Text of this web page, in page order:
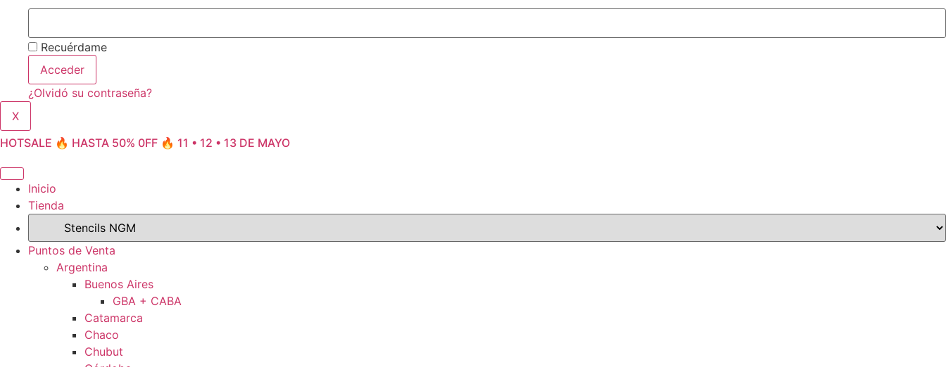
Recuérdame
Acceder
¿Olvidó su contraseña?
X
HOTSALE 🔥 HASTA 50% 0FF 🔥 11 • 12 • 13 DE MAYO
Inicio
Tienda
Puntos de Venta
Argentina
Buenos Aires
GBA + CABA
Catamarca
Chaco
Chubut